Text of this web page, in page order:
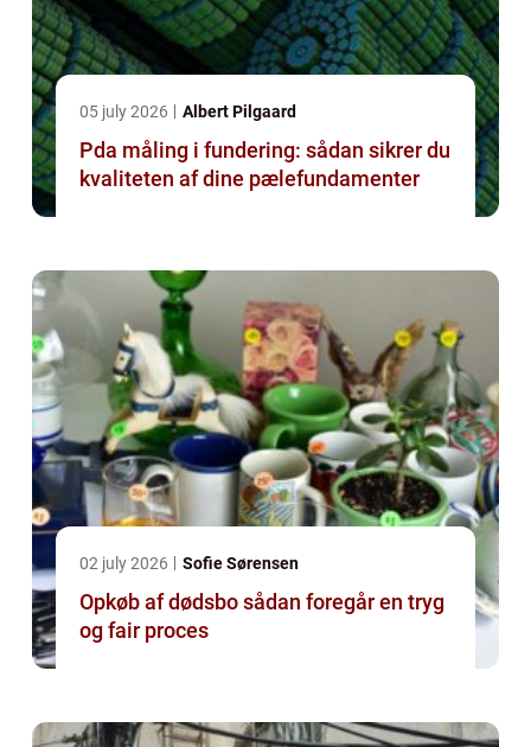
05 july 2026 Albert Pilgaard
Pda måling i fundering: sådan sikrer du
kvaliteten af dine pælefundamenter
02 july 2026 Sofie Sørensen
Opkøb af dødsbo sådan foregår en tryg
og fair proces